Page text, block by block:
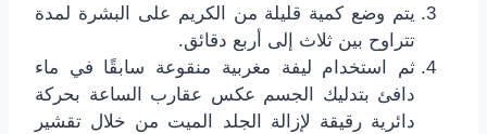
يتم وضع كمية قليلة من الكريم على البشرة لمدة
تتراوح بين ثلاث إلى أربع دقائق.
ثم استخدام ليفة مغربية منقوعة سابقًا في ماء
دافئ بتدليك الجسم عكس عقارب الساعة بحركة
دائرية رقيقة لإزالة الجلد الميت من خلال تقشير